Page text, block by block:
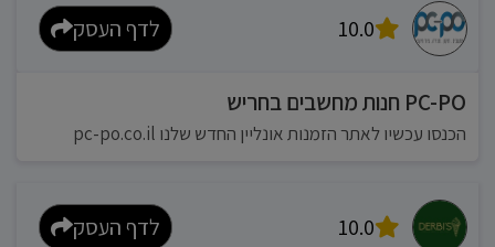
10.0 לדף העסק
PC-PO חנות מחשבים בחריש
הכנסו עכשיו לאתר הזמנות אונליין החדש שלנו pc-po.co.il
10.0 לדף העסק